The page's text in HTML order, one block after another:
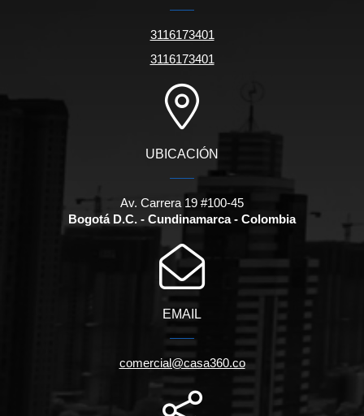
3116173401
3116173401
UBICACIÓN
Av. Carrera 19 #100-45
Bogotá D.C. - Cundinamarca - Colombia
EMAIL
comercial@casa360.co